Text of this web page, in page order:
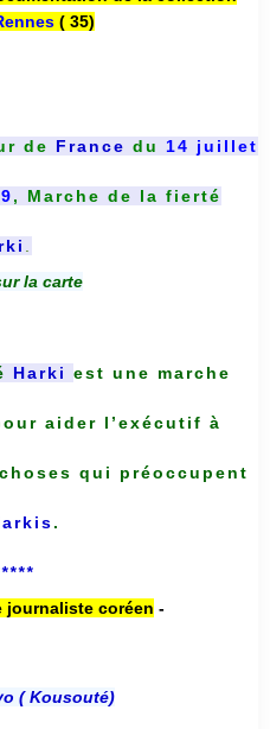
( 35)
de France du 14 juillet
, Marche de la fierté
la carte
Harki est une marche
aider l’exécutif à
qui préoccupent
.
journaliste coréen -
( Kousouté)